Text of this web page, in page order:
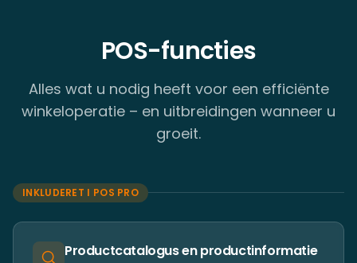
POS-functies
Alles wat u nodig heeft voor een efficiënte
winkeloperatie – en uitbreidingen wanneer u
groeit.
INKLUDERET I POS PRO
Productcatalogus en productinformatie